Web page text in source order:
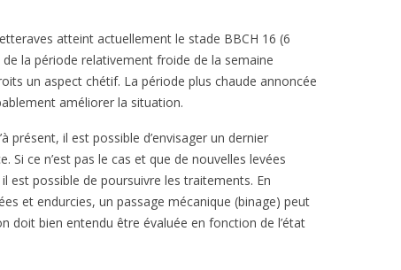
atteint actuellement le stade BBCH 16 (6
la période relativement froide de la semaine
un aspect chétif. La période plus chaude annoncée
améliorer la situation.
présent, il est possible d’envisager un dernier
Si ce n’est pas le cas et que de nouvelles levées
est possible de poursuivre les traitements. En
et endurcies, un passage mécanique (binage) peut
doit bien entendu être évaluée en fonction de l’état